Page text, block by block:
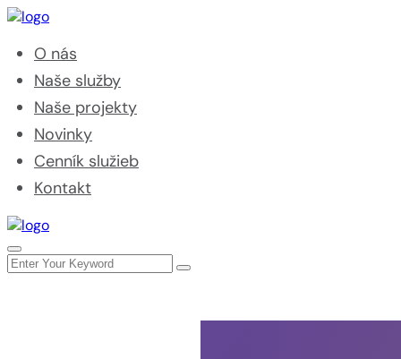
O nás
Naše služby
Naše projekty
Novinky
Cenník služieb
Kontakt